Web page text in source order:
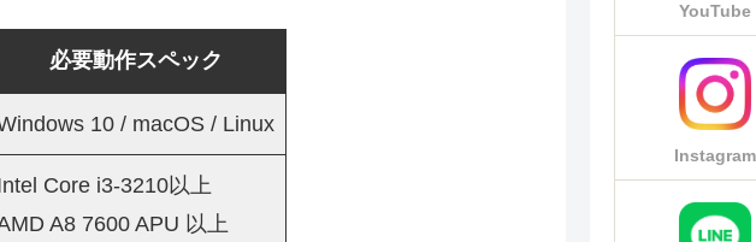
必要動作スペック
10 / macOS / Linux
Core i3-3210以上
A8 7600 APU 以上
YouTube
Instagram